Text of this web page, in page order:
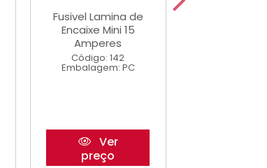
Fusivel Lamina de
Encaixe Mini 15
Amperes
Código: 142
Embalagem: PC
Ver
preço